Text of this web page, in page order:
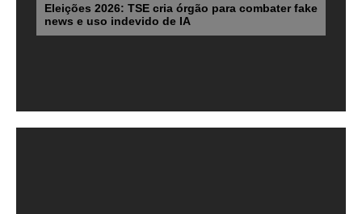
Eleições 2026: TSE cria órgão para combater fake
news e uso indevido de IA